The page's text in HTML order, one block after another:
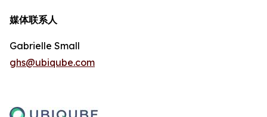
媒体联系人
Gabrielle Small
ghs@ubiqube.com